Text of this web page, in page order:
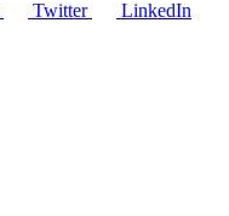
Twitter LinkedIn